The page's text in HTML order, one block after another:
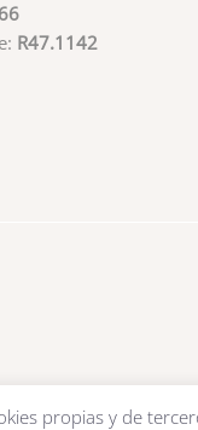
R47.1142
propias y de